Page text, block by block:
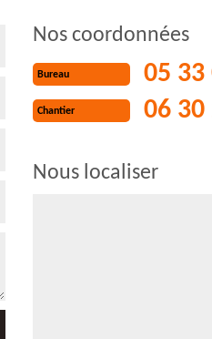
Nos coordonnées
Bureau 05 33
Chantier 06 30
Nous localiser